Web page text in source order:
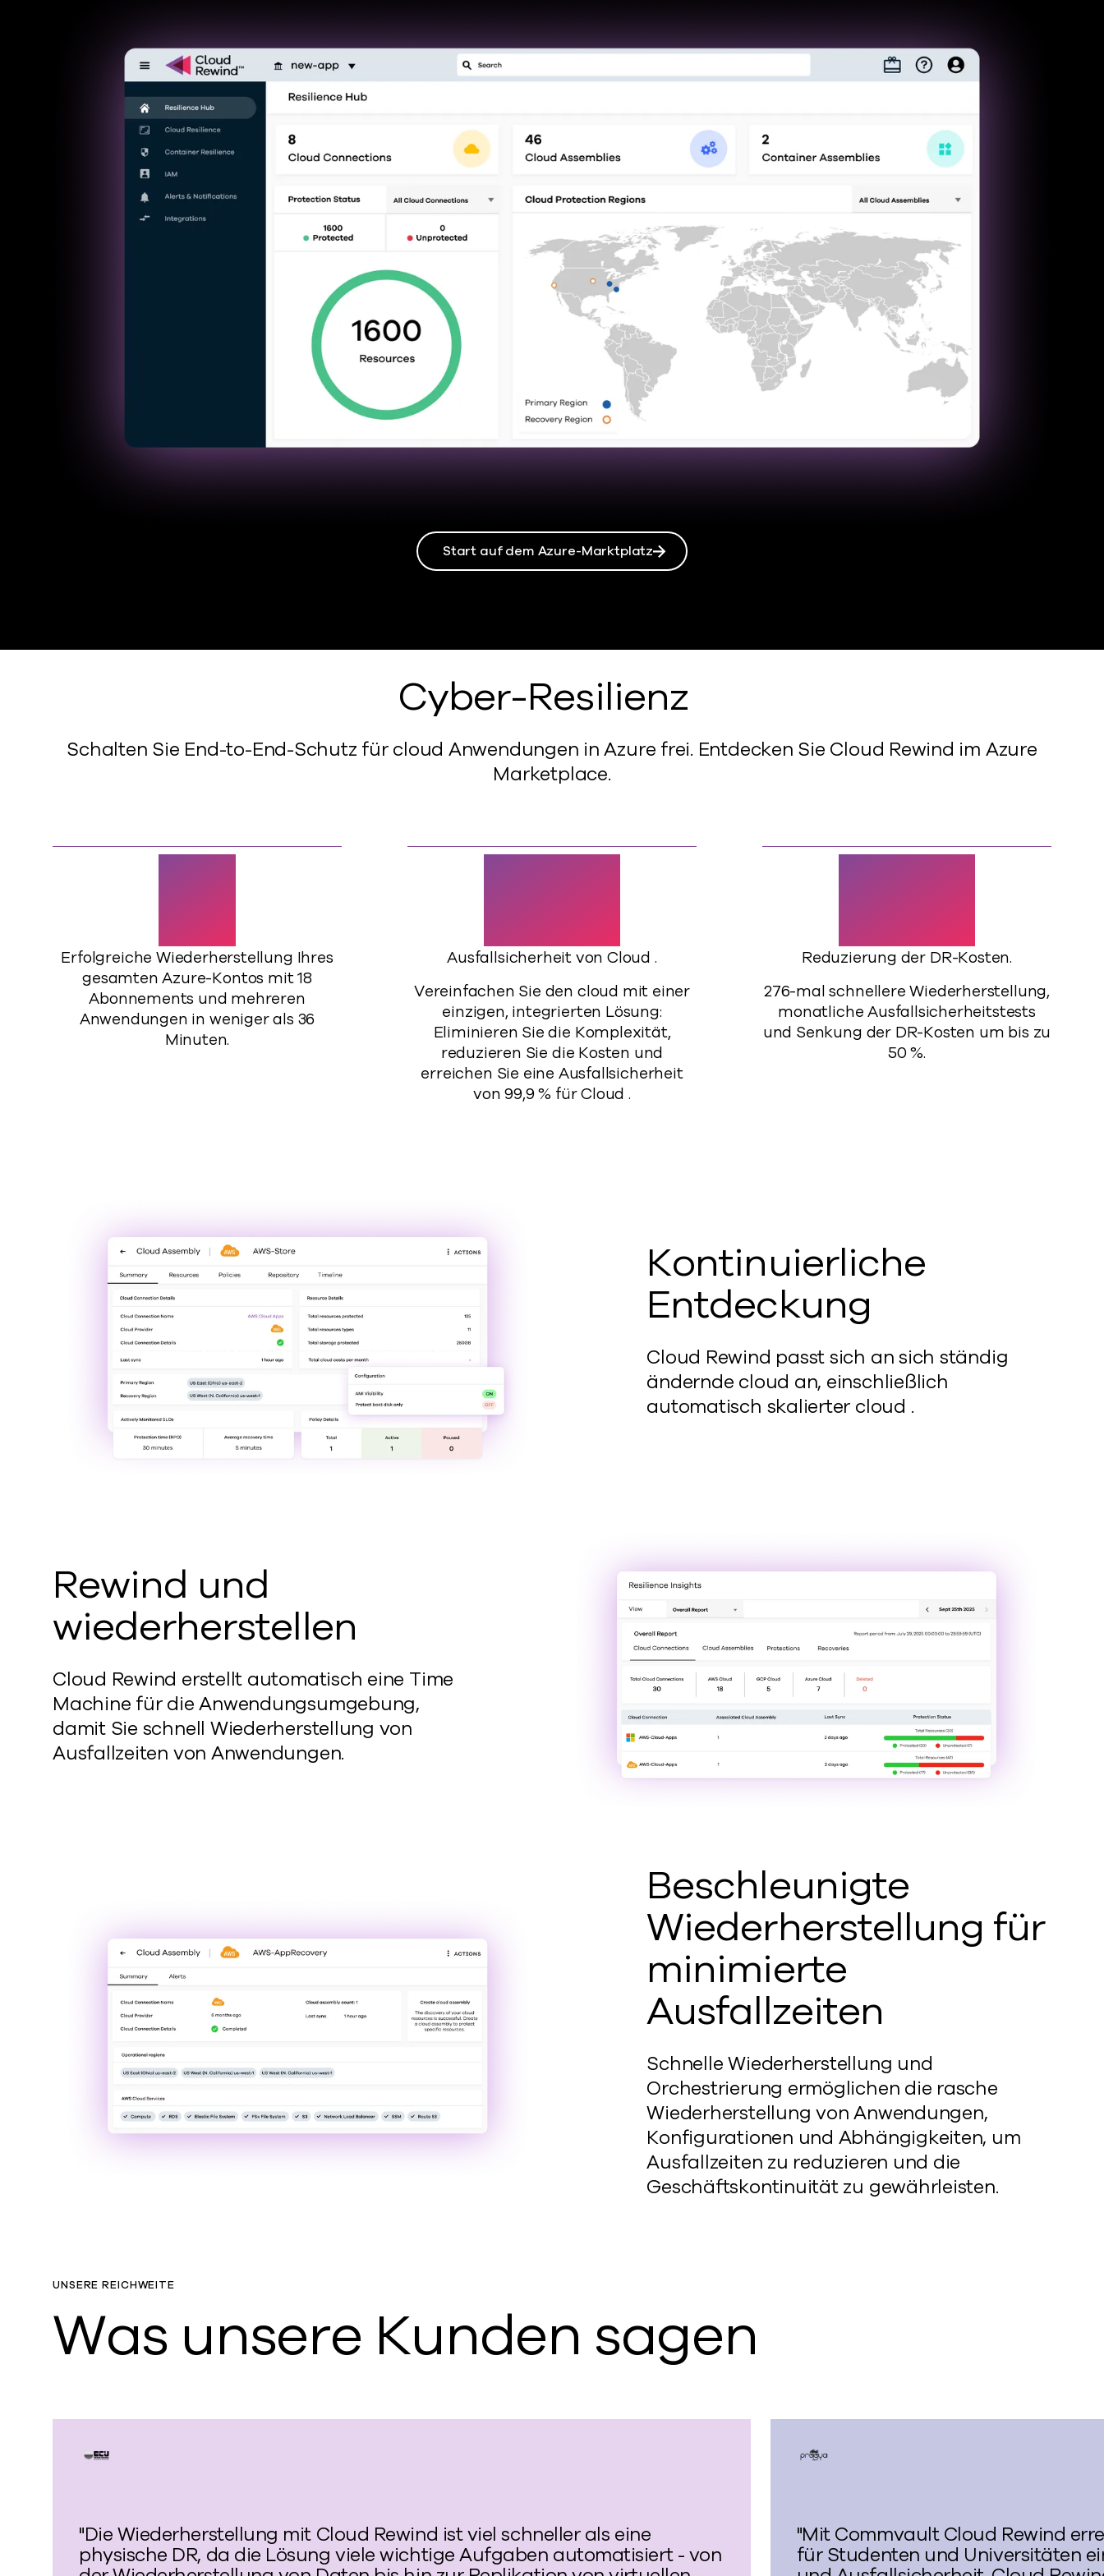
Start auf dem Azure-Marktplatz
Cyber-Resilienz
Schalten Sie End-to-End-Schutz für cloud Anwendungen in Azure frei. Entdecken Sie Cloud Rewind im Azure
Marketplace.
36
Erfolgreiche Wiederherstellung Ihres
gesamten Azure-Kontos mit 18
Abonnements und mehreren
Anwendungen in weniger als 36
Minuten.
99%
Ausfallsicherheit von Cloud .
Vereinfachen Sie den cloud mit einer
einzigen, integrierten Lösung:
Eliminieren Sie die Komplexität,
reduzieren Sie die Kosten und
erreichen Sie eine Ausfallsicherheit
von 99,9 % für Cloud .
50%
Reduzierung der DR-Kosten.
276-mal schnellere Wiederherstellung,
monatliche Ausfallsicherheitstests
und Senkung der DR-Kosten um bis zu
50 %.
Kontinuierliche
Entdeckung
Cloud Rewind passt sich an sich ständig
ändernde cloud an, einschließlich
automatisch skalierter cloud .
Rewind und
wiederherstellen
Cloud Rewind erstellt automatisch eine Time
Machine für die Anwendungsumgebung,
damit Sie schnell Wiederherstellung von
Ausfallzeiten von Anwendungen.
Beschleunigte
Wiederherstellung für
minimierte
Ausfallzeiten
Schnelle Wiederherstellung und
Orchestrierung ermöglichen die rasche
Wiederherstellung von Anwendungen,
Konfigurationen und Abhängigkeiten, um
Ausfallzeiten zu reduzieren und die
Geschäftskontinuität zu gewährleisten.
UNSERE REICHWEITE
Was unsere Kunden sagen
"Die Wiederherstellung mit Cloud Rewind ist viel schneller als eine
physische DR, da die Lösung viele wichtige Aufgaben automatisiert - von
"Mit Commvault Cloud Rewind
für Studenten und Universitäten